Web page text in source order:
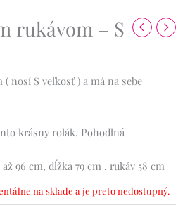
rukávom – S
( nosí S veľkosť ) a má na sebe
krásny rolák. Pohodlná
96 cm, dĺžka 79 cm , rukáv 58 cm
na sklade a je preto nedostupný.